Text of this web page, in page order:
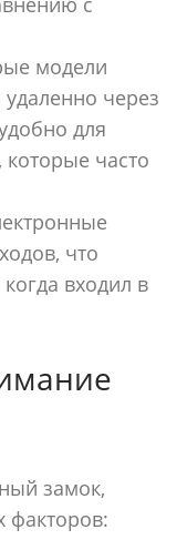
модели
через
для
часто
что
входил в
замок,
факторов: